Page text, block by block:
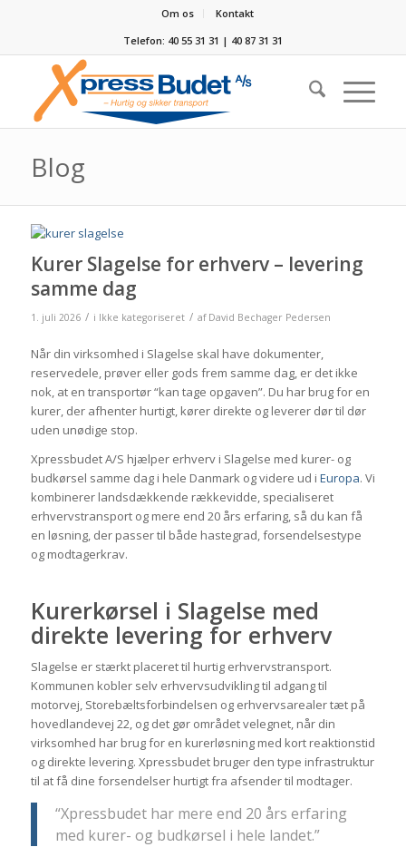
Om os
Kontakt
Telefon: 40 55 31 31 | 40 87 31 31
Blog
Kurer Slagelse for erhverv – levering
samme dag
1. juli 2026 / i Ikke kategoriseret / af David Bechager Pedersen
Når din virksomhed i Slagelse skal have dokumenter,
reservedele, prøver eller gods frem samme dag, er det ikke
nok, at en transportør “kan tage opgaven”. Du har brug for en
kurer, der afhenter hurtigt, kører direkte og leverer dør til dør
uden unødige stop.
Xpressbudet A/S hjælper erhverv i Slagelse med kurer- og
budkørsel samme dag i hele Danmark og videre ud i Europa. Vi
kombinerer landsdækkende rækkevidde, specialiseret
erhvervstransport og mere end 20 års erfaring, så du kan få
en løsning, der passer til både hastegrad, forsendelsestype
og modtagerkrav.
Kurerkørsel i Slagelse med
direkte levering for erhverv
Slagelse er stærkt placeret til hurtig erhvervstransport.
Kommunen kobler selv erhvervsudvikling til adgang til
motorvej, Storebæltsforbindelsen og erhvervsarealer tæt på
hovedlandevej 22, og det gør området velegnet, når din
virksomhed har brug for en kurerløsning med kort reaktionstid
og direkte levering. Xpressbudet bruger den type infrastruktur
til at få dine forsendelser hurtigt fra afsender til modtager.
“Xpressbudet har mere end 20 års erfaring
med kurer- og budkørsel i hele landet.”